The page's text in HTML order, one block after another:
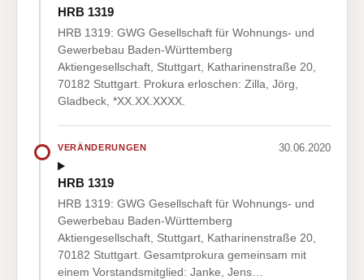
HRB 1319
HRB 1319: GWG Gesellschaft für Wohnungs- und
Gewerbebau Baden-Württemberg
Aktiengesellschaft, Stuttgart, Katharinenstraße 20,
70182 Stuttgart. Prokura erloschen: Zilla, Jörg,
Gladbeck, *XX.XX.XXXX.
VERÄNDERUNGEN 30.06.2020
HRB 1319
HRB 1319: GWG Gesellschaft für Wohnungs- und
Gewerbebau Baden-Württemberg
Aktiengesellschaft, Stuttgart, Katharinenstraße 20,
70182 Stuttgart. Gesamtprokura gemeinsam mit
einem Vorstandsmitglied: Janke, Jens…